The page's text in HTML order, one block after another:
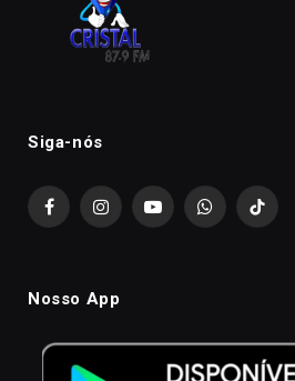
Siga-nós
FacebookInstagramYouTubeWhatsAppTikTok
Nosso App